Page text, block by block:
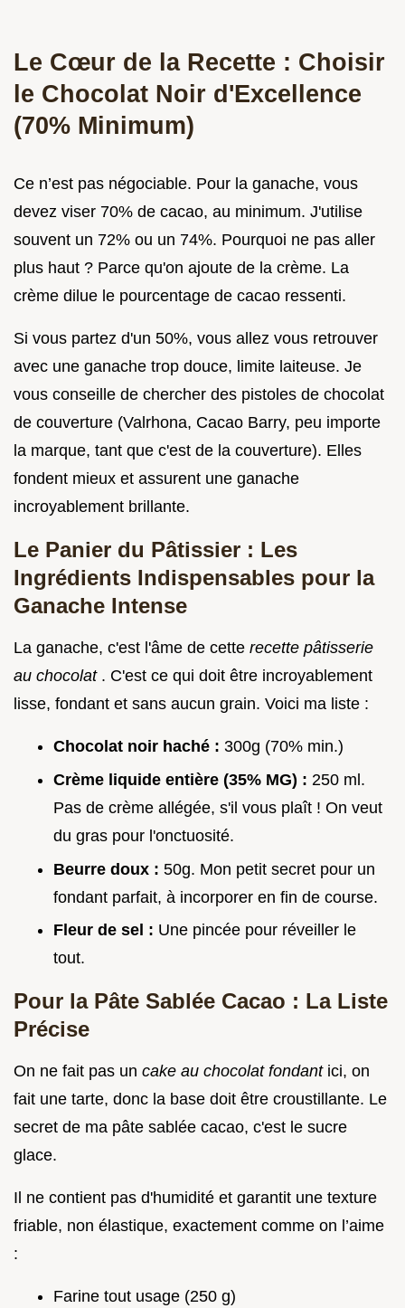
Le Cœur de la Recette : Choisir
le Chocolat Noir d'Excellence
(70% Minimum)
Ce n’est pas négociable. Pour la ganache, vous
devez viser 70% de cacao, au minimum. J'utilise
souvent un 72% ou un 74%. Pourquoi ne pas aller
plus haut ? Parce qu'on ajoute de la crème. La
crème dilue le pourcentage de cacao ressenti.
Si vous partez d'un 50%, vous allez vous retrouver
avec une ganache trop douce, limite laiteuse. Je
vous conseille de chercher des pistoles de chocolat
de couverture (Valrhona, Cacao Barry, peu importe
la marque, tant que c'est de la couverture). Elles
fondent mieux et assurent une ganache
incroyablement brillante.
Le Panier du Pâtissier : Les
Ingrédients Indispensables pour la
Ganache Intense
La ganache, c'est l'âme de cette recette pâtisserie
au chocolat . C'est ce qui doit être incroyablement
lisse, fondant et sans aucun grain. Voici ma liste :
Chocolat noir haché : 300g (70% min.)
Crème liquide entière (35% MG) : 250 ml.
Pas de crème allégée, s'il vous plaît ! On veut
du gras pour l'onctuosité.
Beurre doux : 50g. Mon petit secret pour un
fondant parfait, à incorporer en fin de course.
Fleur de sel : Une pincée pour réveiller le
tout.
Pour la Pâte Sablée Cacao : La Liste
Précise
On ne fait pas un cake au chocolat fondant ici, on
fait une tarte, donc la base doit être croustillante. Le
secret de ma pâte sablée cacao, c'est le sucre
glace.
Il ne contient pas d'humidité et garantit une texture
friable, non élastique, exactement comme on l’aime
:
Farine tout usage (250 g)